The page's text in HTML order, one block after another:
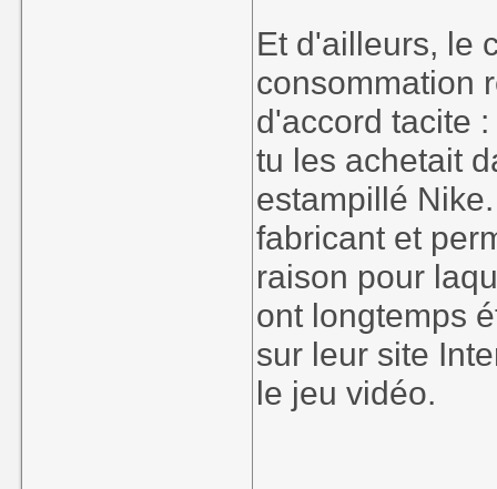
Et d'ailleurs, le
consommation
d'accord tacite
tu les achetait
estampillé
fabricant et
raison pour
ont longtemps
sur leur site
le jeu vidéo.